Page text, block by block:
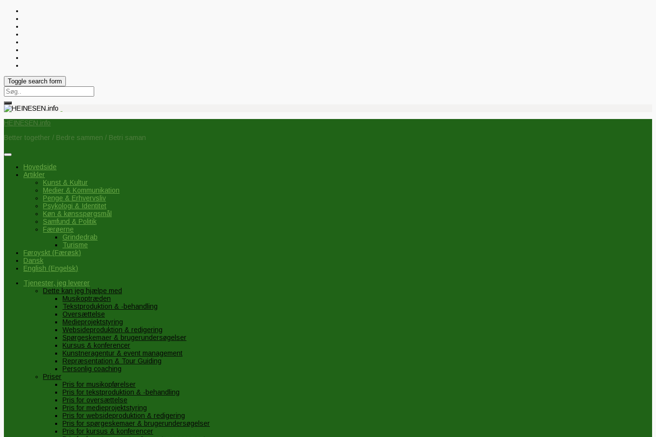
Toggle search form
Search
for:
HEINESEN.info
Better together / Bedre sammen / Betri saman
Hovedside
Artikler
Kunst & Kultur
Medier & Kommunikation
Penge & Erhvervsliv
Psykologi & Identitet
Køn & kønsspørgsmål
Samfund & Politik
Færøerne
Grindedrab
Turisme
Føroyskt (Færøsk)
Dansk
English (Engelsk)
Tjenester, jeg leverer
Dette kan jeg hjælpe med
Musikoptræden
Tekstproduktion & -behandling
Oversættelse
Medieprojektstyring
Websideproduktion & redigering
Spørgeskemaer & brugerundersøgelser
Kursus & konferencer
Kunstneragentur & event management
Repræsentation & Tour Guiding
Personlig coaching
Priser
Pris for musikopførelser
Pris for tekstproduktion & -behandling
Pris for oversættelse
Pris for medieprojektstyring
Pris for websideproduktion & redigering
Pris for spørgeskemaer & brugerundersøgelser
Pris for kursus & konferencer